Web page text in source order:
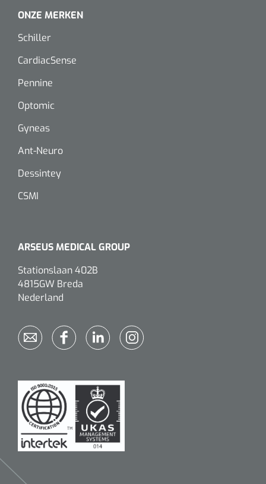
Griffioen
Chirurgische pincet - 14 cm - 1 st
VACOped - Evenup Sole - L (44-46) - 1 st
ONZE MERKEN
Schiller
CardiacSense
Pennine
Optomic
Gyneas
Ant-Neuro
Dessintey
CSMI
ARSEUS MEDICAL GROUP
Stationslaan 402B
4815GW Breda
Nederland